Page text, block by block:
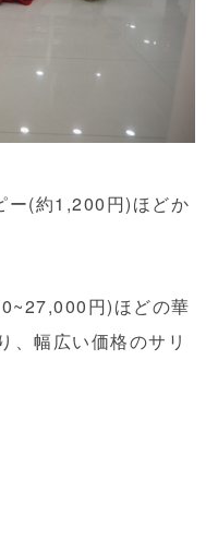
ー(約1,200円)ほどか
円)ほどの華
、幅広い価格のサリ